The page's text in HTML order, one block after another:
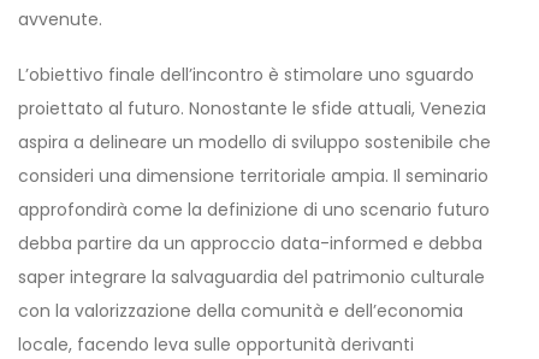
avvenute.
L’obiettivo finale dell’incontro è stimolare uno sguardo
proiettato al futuro. Nonostante le sfide attuali, Venezia
aspira a delineare un modello di sviluppo sostenibile che
consideri una dimensione territoriale ampia. Il seminario
approfondirà come la definizione di uno scenario futuro
debba partire da un approccio data-informed e debba
saper integrare la salvaguardia del patrimonio culturale
con la valorizzazione della comunità e dell’economia
locale, facendo leva sulle opportunità derivanti